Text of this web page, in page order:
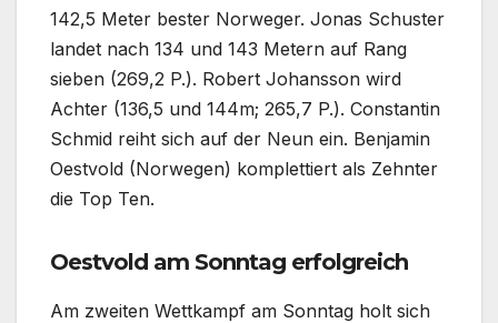
142,5 Meter bester Norweger. Jonas Schuster
landet nach 134 und 143 Metern auf Rang
sieben (269,2 P.). Robert Johansson wird
Achter (136,5 und 144m; 265,7 P.). Constantin
Schmid reiht sich auf der Neun ein. Benjamin
Oestvold (Norwegen) komplettiert als Zehnter
die Top Ten.
Oestvold am Sonntag erfolgreich
Am zweiten Wettkampf am Sonntag holt sich